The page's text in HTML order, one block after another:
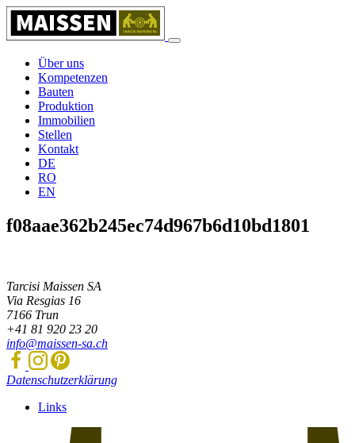
Über uns
Kompetenzen
Bauten
Produktion
Immobilien
Stellen
Kontakt
DE
RO
EN
f08aae362b245ec74d967b6d10bd1801
Tarcisi Maissen SA
Via Resgias 16
7166 Trun
+41 81 920 23 20
info@maissen-sa.ch
Datenschutzerklärung
Links